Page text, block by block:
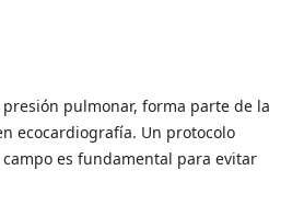
pulmonar, forma parte de la
ecocardiografía. Un protocolo
es fundamental para evitar